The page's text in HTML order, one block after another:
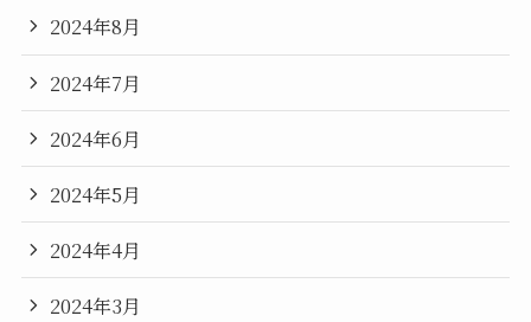
2024年8月
2024年7月
2024年6月
2024年5月
2024年4月
2024年3月